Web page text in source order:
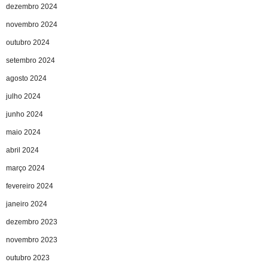
dezembro 2024
novembro 2024
outubro 2024
setembro 2024
agosto 2024
julho 2024
junho 2024
maio 2024
abril 2024
março 2024
fevereiro 2024
janeiro 2024
dezembro 2023
novembro 2023
outubro 2023